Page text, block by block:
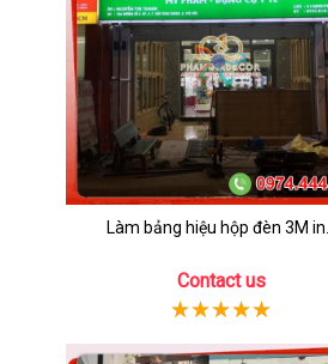
Làm bảng hiệu hộp đèn 3M in...
Contact us